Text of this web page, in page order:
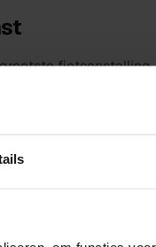
fietsenstalling
op de pedalen,
het studentenleven
dan is een
En zoek je iets